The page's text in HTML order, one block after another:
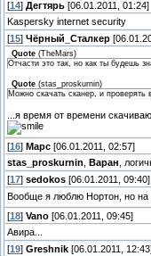
[14] Дегтярь [06.01.2011, 01:24]
Kaspersky internet security
[15] Чёрный_Сталкер
Quote (TheMars)
Отчасти это так, но как ты будешь
Quote (stas_proskurnin)
Можно скачать сканер, и
...я время от времени
[16] Марс [06.01.2011, 02:57]
stas_proskurnin
Варан ,
[17] sedokos [06.01.2011, 09:40]
Вообще я люблю Нортон, но на
[18] Vano [06.01.2011, 09:45]
Авира...
[19] Greshnik [06.01.2011, 12:43]